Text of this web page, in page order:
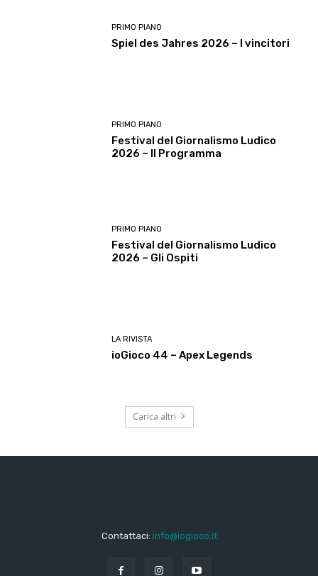
PRIMO PIANO
Spiel des Jahres 2026 – I vincitori
PRIMO PIANO
Festival del Giornalismo Ludico
2026 – Il Programma
PRIMO PIANO
Festival del Giornalismo Ludico
2026 – Gli Ospiti
LA RIVISTA
ioGioco 44 – Apex Legends
Carica altri
Contattaci: info@iogioco.it